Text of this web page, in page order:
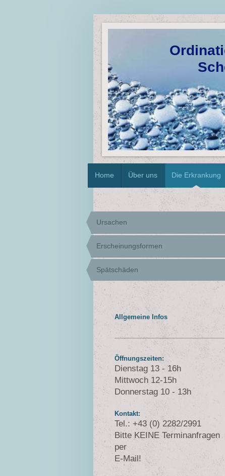
Home Über uns Die Erkrankung
Ursachen
Erscheinungsformen
Spätschäden
Allgemeine Infos
Öffnungszeiten:
Dienstag 13 - 16h
Mittwoch 12-15h
Donnerstag 10 - 13h
Kontakt:
Tel.: +43 (0) 2282/2991
Bitte KEINE Terminanfragen
per
E-Mail!